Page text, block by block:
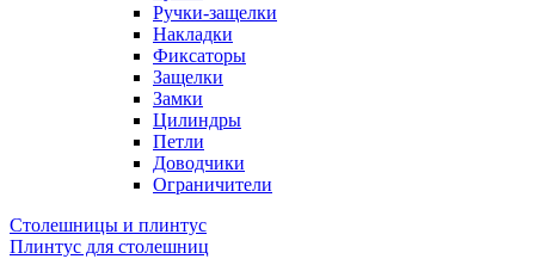
Ручки-защелки
Накладки
Фиксаторы
Защелки
Замки
Цилиндры
Петли
Доводчики
Ограничители
Столешницы и плинтус
Плинтус для столешниц